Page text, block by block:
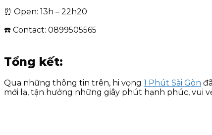
⏰ Open: 13h – 22h20
☎️ Contact: 0899505565
Tổng kết:
Qua những thông tin trên, hi vọng 1 Phút Sài Gòn
mới lạ, tận hưởng những giây phút hạnh phúc, vui